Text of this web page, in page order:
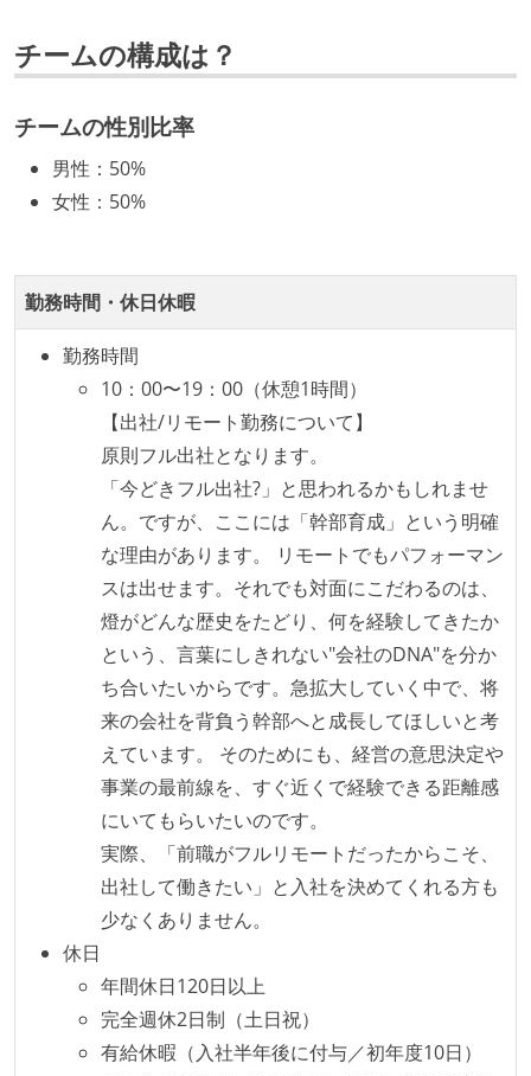
社内で、バックエンドチームからSREチームへの異動
など、キャリア形成を目的とした職域を超えての積極
的な異動が推奨され、実施されている
ついて話す場が設けられている
年収800万円以上のエンジニアに、マネジメントの役
技術カルチャー
CTO またはそれに準じる、技術やワークフローの標準
化を行う役割の人・部門が存在する
取締役（社内）または執行役員として、エンジニアリ
ング部門の人間が経営に参加している
経営トップがエンジニア出身、または現役のエンジニ
アである
最新技術を追いかけるための社内勉強会が定期開催さ
れ、参加者が自主的に参加している
Slack等で、最新技術の良し悪しをメンバーがよく会話
している
開発メンバーの裁量
設計・実装から運用までを同じ開発チームが担い、フ
ロントエンド、バックエンド、インフラといった役割
の境界を超えて、個人が必要な範囲にまで染み出して
いく姿勢が根付いている
ユーザーのニーズや課題を理解するために、開発チー
ムのメンバーが、ユーザーインタビューに参加してい
る
労働環境の自由度
子育て中のエンジニアが、働き方を紹介したコンテン
ツが公開されている
チームの構成は？
チームの性別比率
男性 ： 50%
女性 ： 50%
勤務時間・休日休暇
勤務時間
10：00〜19：00（休憩1時間）
【出社/リモート勤務について】
原則フル出社となります。
「今どきフル出社?」と思われるかもしれませ
ん。ですが、ここには「幹部育成」という明確
な理由があります。 リモートでもパフォーマン
スは出せます。それでも対面にこだわるのは、
燈がどんな歴史をたどり、何を経験してきたか
という、言葉にしきれない"会社のDNA"を分か
ち合いたいからです。急拡大していく中で、将
来の会社を背負う幹部へと成長してほしいと考
えています。 そのためにも、経営の意思決定や
事業の最前線を、すぐ近くで経験できる距離感
にいてもらいたいのです。
実際、「前職がフルリモートだったからこそ、
出社して働きたい」と入社を決めてくれる方も
少なくありません。
休日
年間休日120日以上
完全週休2日制（土日祝）
有給休暇（入社半年後に付与／初年度10日）